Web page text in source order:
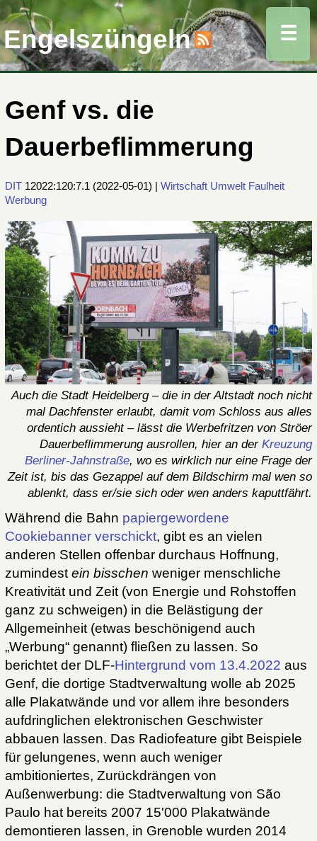
Engelszüngeln
Genf vs. die
Dauerbeflimmerung
DIT 12022:120:7.1 (2022-05-01) | Wirtschaft Umwelt Faulheit
Werbung
Auch die Stadt Heidelberg – die in der Altstadt noch nicht
mal Dachfenster erlaubt, damit vom Schloss aus alles
ordentich aussieht – lässt die Werbefritzen von Ströer
Dauerbeflimmerung ausrollen, hier an derKreuzung
Berliner-Jahnstraße, wo es wirklich nur eine Frage der
Zeit ist, bis das Gezappel auf dem Bildschirm mal wen so
ablenkt, dass er/sie sich oder wen anders kaputtfährt.
Während die Bahn papiergewordene
Cookiebanner verschickt, gibt es an vielen
anderen Stellen offenbar durchaus Hoffnung,
zumindest ein bisschen weniger menschliche
Kreativität und Zeit (von Energie und Rohstoffen
ganz zu schweigen) in die Belästigung der
Allgemeinheit (etwas beschönigend auch
„Werbung“ genannt) fließen zu lassen. So
berichtet der DLF-Hintergrund vom 13.4.2022 aus
Genf, die dortige Stadtverwaltung wolle ab 2025
alle Plakatwände und vor allem ihre besonders
aufdringlichen elektronischen Geschwister
abbauen lassen. Das Radiofeature gibt Beispiele
für gelungenes, wenn auch weniger
ambitioniertes, Zurückdrängen von
Außenwerbung: die Stadtverwaltung von São
Paulo hat bereits 2007 15'000 Plakatwände
demontieren lassen, in Grenoble wurden 2014
☰